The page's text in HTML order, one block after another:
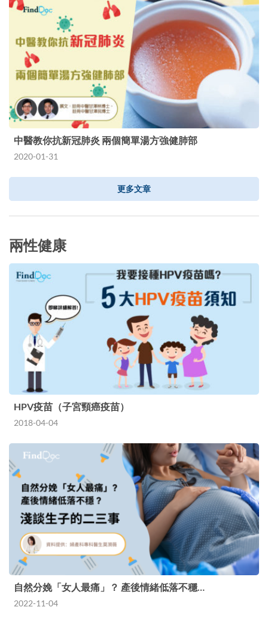
中醫教你抗新冠肺炎 兩個簡單湯方強健肺部
2020-01-31
更多文章
兩性健康
HPV疫苗（子宮頸癌疫苗）
2018-04-04
自然分娩「女人最痛」？ 產後情緒低落不穩…
2022-11-04